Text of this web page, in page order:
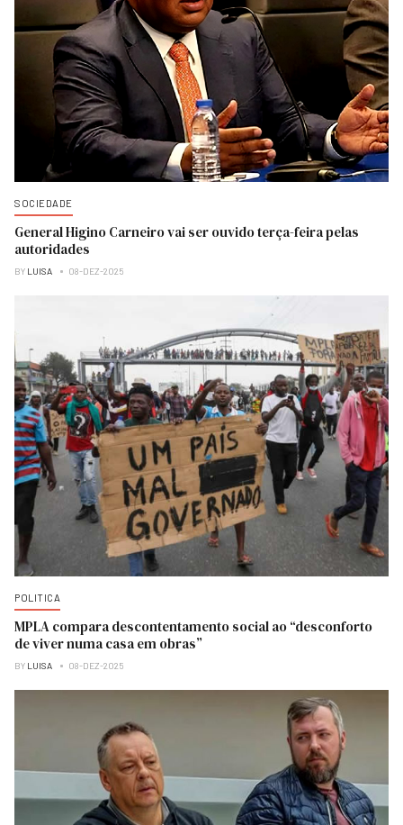
SOCIEDADE
General Higino Carneiro vai ser ouvido terça-feira pelas
autoridades
BY LUISA 08-DEZ-2025
POLITICA
MPLA compara descontentamento social ao “desconforto
de viver numa casa em obras”
BY LUISA 08-DEZ-2025